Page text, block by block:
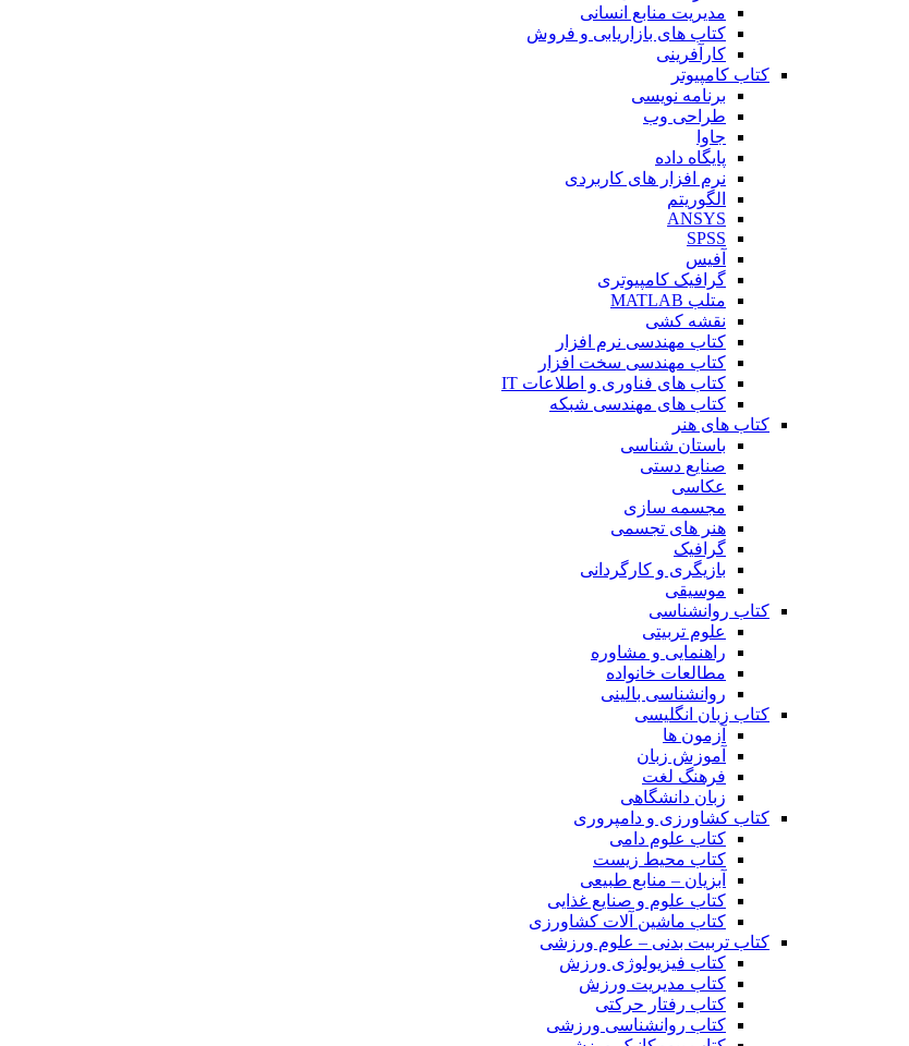
مدیریت منابع انسانی
کتاب های بازاریابی و فروش
کارآفرینی
کتاب کامپیوتر
برنامه نویسی
طراحی وب
جاوا
پایگاه داده
نرم افزار های کاربردی
الگوریتم
ANSYS
SPSS
آفیس
گرافیک کامپیوتری
متلب MATLAB
نقشه کشی
کتاب مهندسی نرم افزار
کتاب مهندسی سخت افزار
کتاب های فناوری و اطلاعات IT
کتاب های مهندسی شبکه
کتاب های هنر
باستان شناسی
صنایع دستی
عکاسی
مجسمه سازی
هنر های تجسمی
گرافیک
بازیگری و کارگردانی
موسیقی
کتاب روانشناسی
علوم تربیتی
راهنمایی و مشاوره
مطالعات خانواده
روانشناسی بالینی
کتاب زبان انگلیسی
آزمون ها
آموزش زبان
فرهنگ لغت
زبان دانشگاهی
کتاب کشاورزی و دامپروری
کتاب علوم دامی
کتاب محیط زیست
آبزیان – منابع طبیعی
کتاب علوم و صنایع غذایی
کتاب ماشین آلات کشاورزی
کتاب تربیت بدنی – علوم ورزشی
کتاب فیزیولوژی ورزش
کتاب مدیریت ورزش
کتاب رفتار حرکتی
کتاب روانشناسی ورزشی